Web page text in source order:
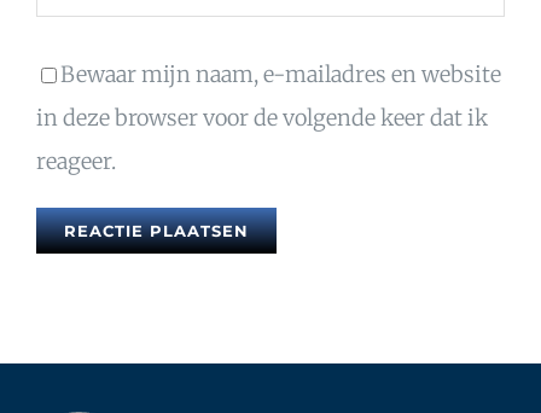
Bewaar mijn naam, e-mailadres en website
in deze browser voor de volgende keer dat ik
reageer.